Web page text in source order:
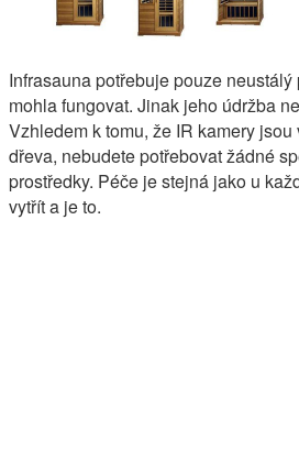
Infrasauna potřebuje pouze
mohla fungovat. Jinak jeho údržba
Vzhledem k tomu, že IR kamery
dřeva, nebudete potřebovat žádné
prostředky. Péče je stejná jako u
vytřít a je to.